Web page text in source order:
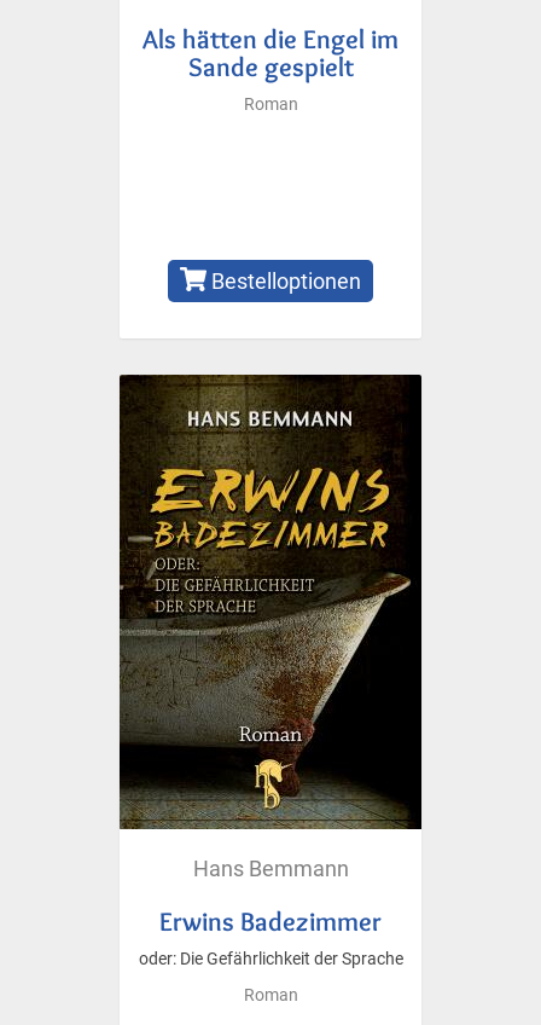
Als hätten die Engel im
Sande gespielt
Roman
Bestelloptionen
Hans Bemmann
Erwins Badezimmer
oder: Die Gefährlichkeit der Sprache
Roman